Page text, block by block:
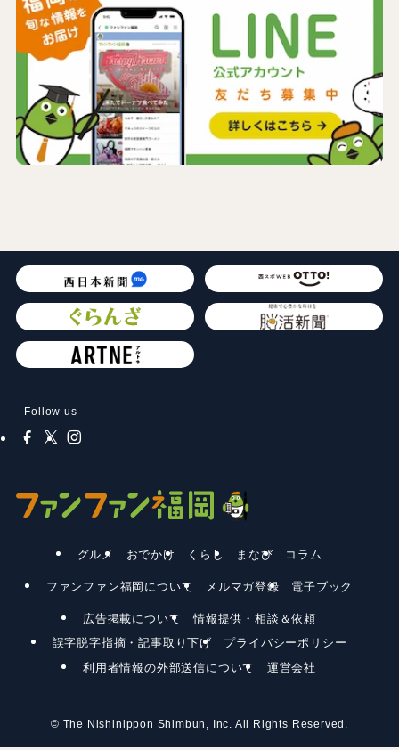
Follow us
グルメ おでかけ くらし まなび コラム
ファンファン福岡について メルマガ登録 電子ブック
広告掲載について
情報提供・相談＆依頼
誤字脱字指摘・記事取り下げ
プライバシーポリシー
利用者情報の外部送信について
運営会社
© The Nishinippon Shimbun, Inc. All Rights Reserved.